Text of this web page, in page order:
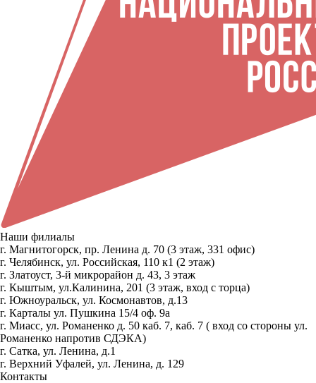
Наши филиалы
г. Магнитогорск, пр. Ленина д. 70 (3 этаж, 331 офис)
г. Челябинск, ул. Российская, 110 к1 (2 этаж)
г. Златоуст, 3-й микрорайон д. 43, 3 этаж
г. Кыштым, ул.Калинина, 201 (3 этаж, вход с торца)
г. Южноуральск, ул. Космонавтов, д.13
г. Карталы ул. Пушкина 15/4 оф. 9а
г. Миасс, ул. Романенко д. 50 каб. 7, каб. 7 ( вход со стороны ул.
Романенко напротив СДЭКА)
г. Сатка, ул. Ленина, д.1
г. Верхний Уфалей, ул. Ленина, д. 129
Контакты